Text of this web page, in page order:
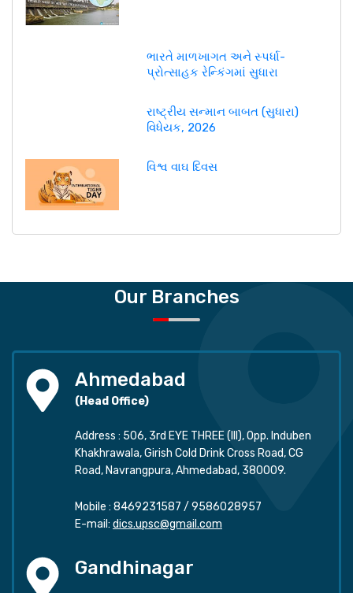
ભારતે માળખાગત અને સ્પર્ધા-
પ્રોત્સાહક રેન્કિંગમાં સુધારા
રાષ્ટ્રીય સન્માન બાબત (સુધારા)
વિધેયક, 2026
વિશ્વ વાઘ દિવસ
Our Branches
Ahmedabad
(Head Office)
Address : 506, 3rd EYE THREE (III), Opp. Induben
Khakhrawala, Girish Cold Drink Cross Road, CG
Road, Navrangpura, Ahmedabad, 380009.
Mobile : 8469231587 / 9586028957
E-mail: dics.upsc@gmail.com
Gandhinagar